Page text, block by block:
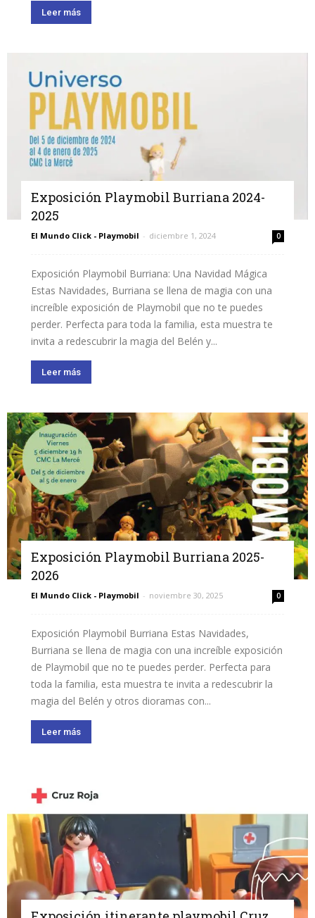
Leer más
Exposición Playmobil Burriana 2024-
2025
El Mundo Click - Playmobil - diciembre 1, 2024 0
Exposición Playmobil Burriana: Una Navidad Mágica
Estas Navidades, Burriana se llena de magia con una
increíble exposición de Playmobil que no te puedes
perder. Perfecta para toda la familia, esta muestra te
invita a redescubrir la magia del Belén y...
Leer más
Exposición Playmobil Burriana 2025-
2026
El Mundo Click - Playmobil - noviembre 30, 2025 0
Exposición Playmobil Burriana Estas Navidades,
Burriana se llena de magia con una increíble exposición
de Playmobil que no te puedes perder. Perfecta para
toda la familia, esta muestra te invita a redescubrir la
magia del Belén y otros dioramas con...
Leer más